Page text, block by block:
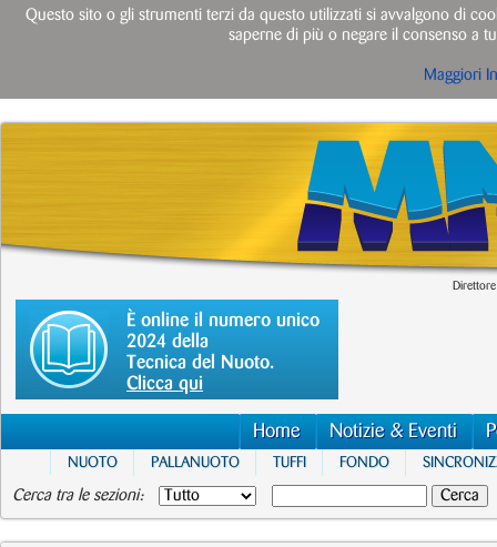
È online il numero unico
2024 della
Tecnica del Nuoto.
Clicca qui
Home Notizie & Eventi
NUOTO PALLANUOTO TUFFI FONDO
Cerca tra le sezioni:
Questo sito o gli strumenti terzi da questo utilizzati si avvalgono di
saperne di più o negare il consenso a
Maggiori